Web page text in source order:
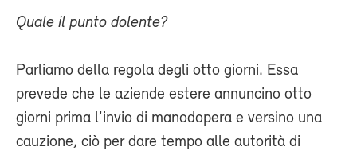
Quale il punto dolente?
Parliamo della regola degli otto giorni. Essa
prevede che le aziende estere annuncino otto
giorni prima l’invio di manodopera e versino una
cauzione, ciò per dare tempo alle autorità di